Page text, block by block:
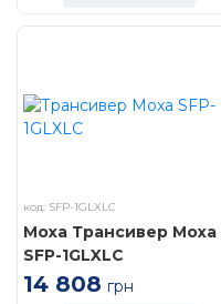
код: SFP-1GLXLC
Moxa Трансивер Moxa
SFP-1GLXLC
14 808 грн